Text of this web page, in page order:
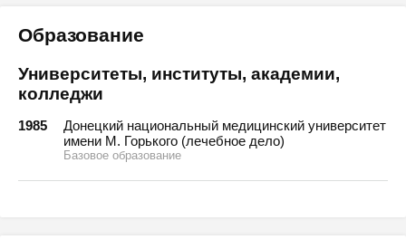
Образование
Университеты, институты, академии,
колледжи
1985
Донецкий национальный медицинский университет
имени М. Горького (лечебное дело)
Базовое образование